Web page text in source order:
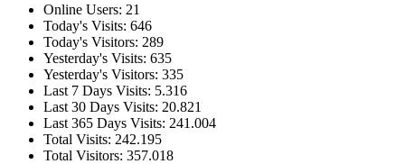
Online Users: 21
Today's Visits: 646
Today's Visitors: 289
Yesterday's Visits: 635
Yesterday's Visitors: 335
Last 7 Days Visits: 5.316
Last 30 Days Visits: 20.821
Last 365 Days Visits: 241.004
Total Visits: 242.195
Total Visitors: 357.018